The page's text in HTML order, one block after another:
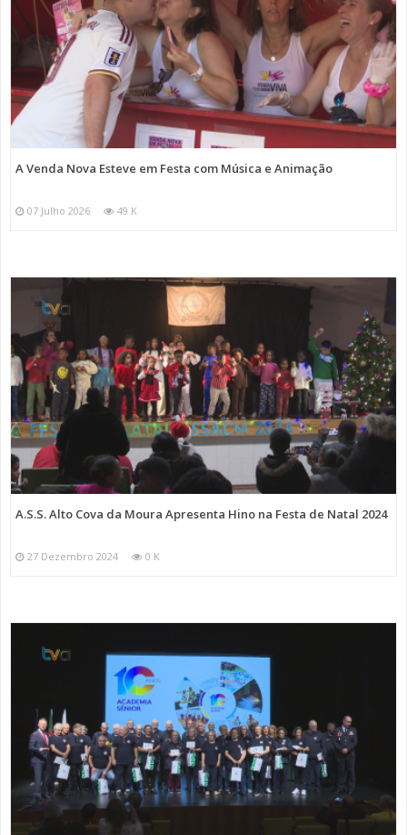
A Venda Nova Esteve em Festa com Música e Animação
07 Julho 2026 49 K
A.S.S. Alto Cova da Moura Apresenta Hino na Festa de Natal 2024
27 Dezembro 2024 0 K